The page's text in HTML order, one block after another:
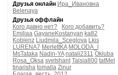
Друзья онлайн Ира_Ивановна
Belenaya
Друзья оффлайн
Кого давно нет?
Кого добавить?
Emiliaa GayaneKostanyan ka82
Koblenz Liudmila_Sceglova Lkis
LURENA7 MerlettKA MOLODA_I
MsTataka Nadin-YA natali2311 Okluba
Rosa_Oksa svetshant Taisia800 tatMel
tinarisha tomalla Zinur